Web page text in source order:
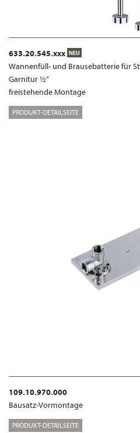
633.20.545.xxx NEU
Wannenfüll- und Brausebatterie für
Garnitur ½“
freistehende Montage
PRODUKT-DETAILSEITE
109.10.970.000
Bausatz-Vormontage
PRODUKT-DETAILSEITE